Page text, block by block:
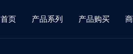
首页 产品系列 产品购买